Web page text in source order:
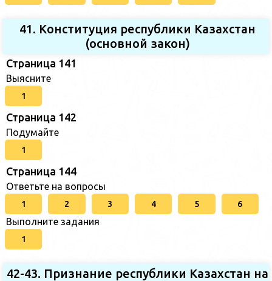
41. Конституция республики Казахстан
(основной закон)
Страница 141
Выясните
1
Страница 142
Подумайте
1
Страница 144
Ответьте на вопросы
1 2 3 4 5 6
Выполните задания
1
42-43. Признание республики Казахстан на